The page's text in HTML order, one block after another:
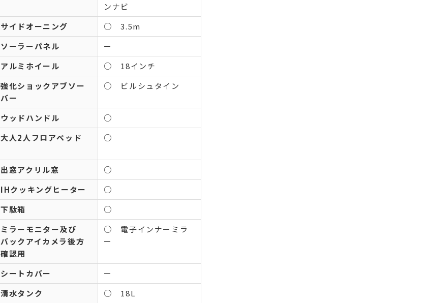
ンナビ
サイドオーニング
○ 3.5m
ソーラーパネル
ー
アルミホイール
○ 18インチ
強化ショックアブソー
バー
○ ビルシュタイン
ウッドハンドル
○
大人2人フロアベッド ○
出窓アクリル窓
○
IHクッキングヒーター
○
下駄箱
○
ミラーモニター及び
バックアイカメラ後方
確認用
○ 電子インナーミラ
ー
シートカバー
ー
清水タンク
○ 18L